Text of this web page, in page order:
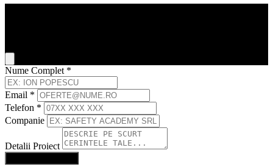
Nume Complet *
Email *
Telefon *
Companie
Detalii Proiect